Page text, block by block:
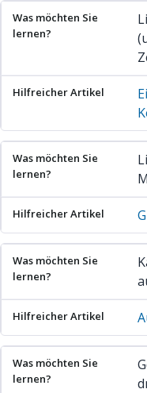
Was möchten Sie lernen?